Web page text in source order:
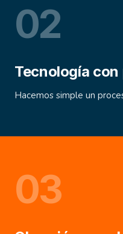
02
Tecnología
Hacemos simple un
03